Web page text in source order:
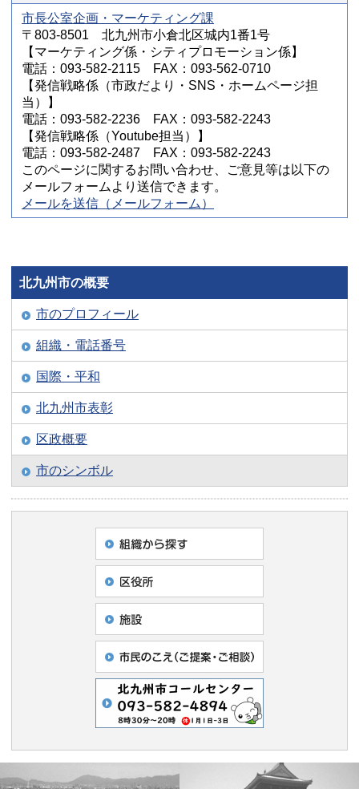
市長公室企画・マーケティング課
〒803-8501 北九州市小倉北区城内1番1号
【マーケティング係・シティプロモーション係】
電話：093-582-2115 FAX：093-562-0710
【発信戦略係（市政だより・SNS・ホームページ担
当）】
電話：093-582-2236 FAX：093-582-2243
【発信戦略係（Youtube担当）】
電話：093-582-2487 FAX：093-582-2243
このページに関するお問い合わせ、ご意見等は以下の
メールフォームより送信できます。
メールを送信（メールフォーム）
北九州市の概要
市のプロフィール
組織・電話番号
国際・平和
北九州市表彰
区政概要
市のシンボル